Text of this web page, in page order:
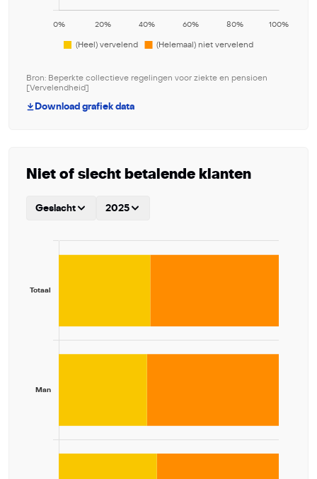
Bron: Beperkte collectieve regelingen voor ziekte en pensioen
[Vervelendheid]
Download grafiek data
Niet of slecht betalende klanten
Geslacht 2025